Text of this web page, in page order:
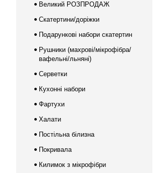
Великий РОЗПРОДАЖ
Скатертини/доріжки
Подарункові набори скатертин
Рушники (махрові/мікрофібра/
вафельні/льняні)
Серветки
Кухонні набори
Фартухи
Халати
Постільна білизна
Покривала
Килимок з мікрофібри